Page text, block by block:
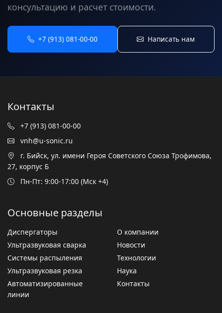
консультацию и расчет стоимости.
+7 (913) 081-00-00 Написать нам
Контакты
+7 (913) 081-00-00
vnh@u-sonic.ru
г. Бийск, ул. имени Героя Советского Союза Трофимова,
27, корпус Б
Пн-Пт: 9:00-17:00 (Мск +4)
Основные разделы
Диспергаторы
Ультразвуковая сварка
Системы распыления
Ультразвуковая резка
Автоматизированные
линии
О компании
Новости
Технологии
Наука
Контакты